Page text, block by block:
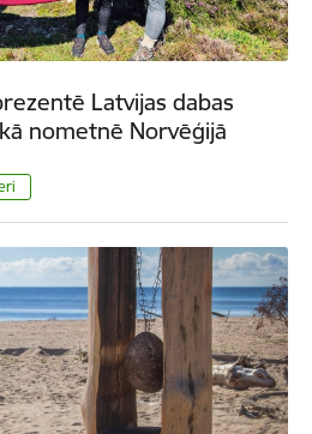
Latvijas dabas
nometnē Norvēģijā